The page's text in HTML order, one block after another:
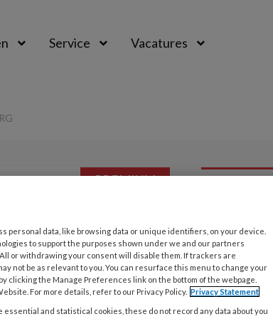
Service Vacatures
van
PREMIUM
5 AUGUSTUS
Een
uitgelicht |
personal data, like browsing data or unique identifiers, on your device.
to support the purposes shown under we and our partners
or withdrawing your consent will disable them. If trackers are
not be as relevant to you. You can resurface this menu to change your
clicking the Manage Preferences link on the bottom of the webpage.
For more details, refer to our Privacy Policy. Privacy Statement
and statistical cookies, these do not record any data about you